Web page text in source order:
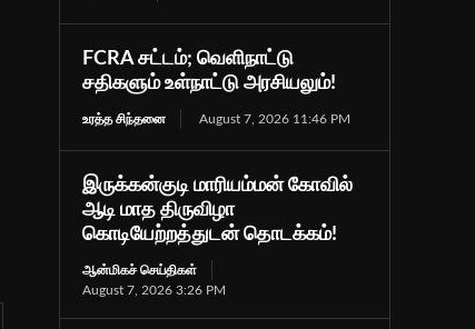
FCRA சட்டம்; வெளிநாட்டு
சதிகளும் உள்நாட்டு அரசியலும்!
உரத்த சிந்தனை August 7, 2026 11:46 PM
இருக்கன்குடி மாரியம்மன் கோவில்
ஆடி மாத திருவிழா
கொடியேற்றத்துடன் தொடக்கம்!
ஆன்மிகச் செய்திகள்
August 7, 2026 3:26 PM